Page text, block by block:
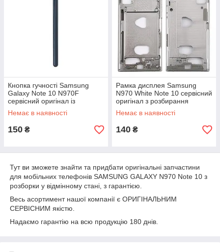
Кнопка гучності Samsung
Galaxy Note 10 N970F
сервісний оригінал із
розбирання
Немає в наявності
150 ₴
Рамка дисплея Samsung
N970 White Note 10 сервісний
оригінал з розбирання
Немає в наявності
140 ₴
Тут ви зможете знайти та придбати оригінальні запчастини
для мобільних телефонів SAMSUNG GALAXY N970 Note 10 з
розборки у відмінному стані, з гарантією.
Весь асортимент нашої компанії є ОРИГІНАЛЬНИМ
СЕРВІСНИМ якістю.
Надаємо гарантію на всю продукцію 180 днів.